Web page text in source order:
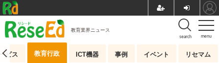
menu
search
教育業界ニュース
ビス 教育行政 ICT機器 事例 イベント リセマム